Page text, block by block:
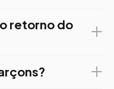
retorno do